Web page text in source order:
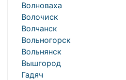
Волноваха
Волочиск
Волчанск
Вольногорск
Вольнянск
Вышгород
Гадяч